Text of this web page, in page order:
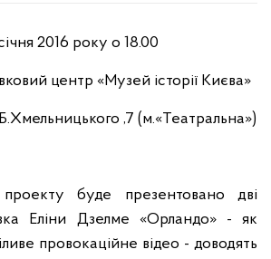
2016 року о 18.00
центр «Музей історії Києва»
,7 (м.«Театральна»)
буде презентовано дві
Еліни Дзелме «Орландо» - як
провокаційне відео - доводять